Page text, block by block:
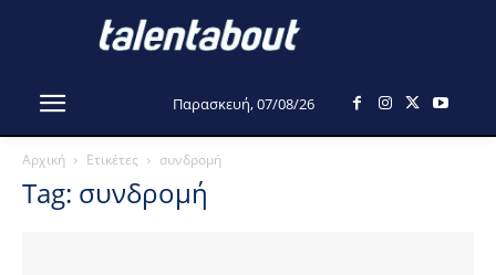
Παρασκευή, 07/08/26
Αρχική Ετικέτες συνδρομή
Tag: συνδρομή